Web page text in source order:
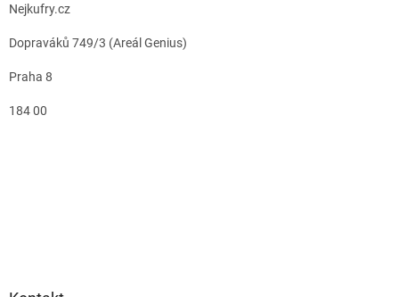
Nejkufry.cz
Dopraváků 749/3 (Areál Genius)
Praha 8
184 00